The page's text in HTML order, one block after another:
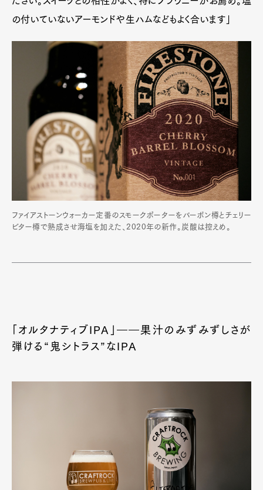
Contact
Pen Meet
Pen international Pen tw
の付いていないアーモンドや生ハムなどもよく合います」
ファイアストーンウォーカー定番のスモークポーターをバーボン樽とチェリー
ビター樽で熟成させ海塩を加えた、2020年の新作。炭酸は控えめ。
「オルタナティブIPA」――果汁のみずみずしさが
弾ける“鬼シトラス”なIPA